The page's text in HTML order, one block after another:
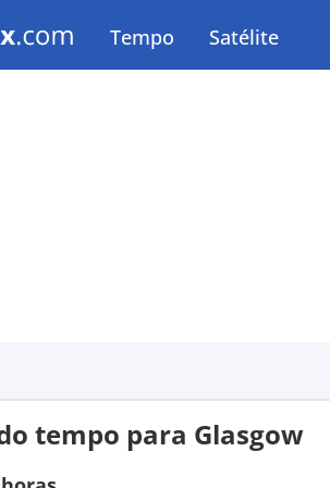
Tempo Satélite
tempo para Glasgow